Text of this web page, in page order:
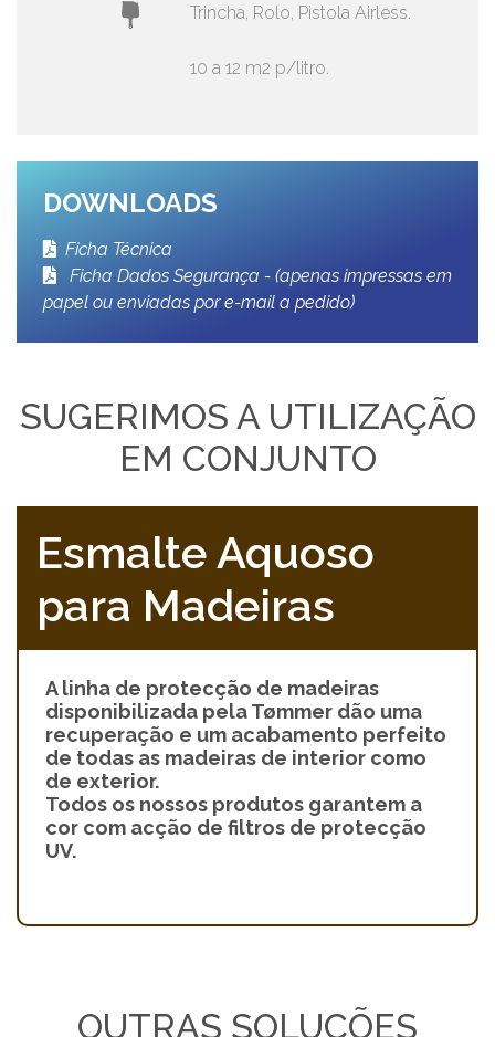
Trincha, Rolo, Pistola Airless.
10 a 12 m2 p/litro.
DOWNLOADS
Ficha Técnica
Ficha Dados Segurança - (apenas impressas em
papel ou enviadas por e-mail a pedido)
SUGERIMOS A UTILIZAÇÃO
EM CONJUNTO
Esmalte Aquoso
para Madeiras
A linha de protecção de madeiras
disponibilizada pela Tømmer dão uma
recuperação e um acabamento perfeito
de todas as madeiras de interior como
de exterior.
Todos os nossos produtos garantem a
cor com acção de filtros de protecção
UV.
OUTRAS SOLUÇÕES